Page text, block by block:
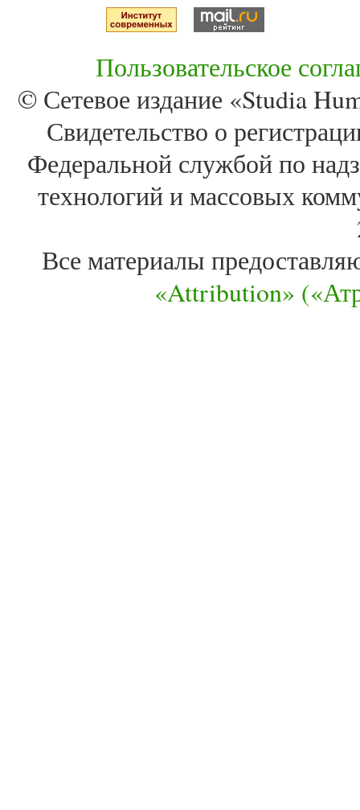
Пользовательское
© Сетевое издание «Studia
Свидетельство о
Федеральной службой по
технологий и массовых
Все материалы
«Attribution»